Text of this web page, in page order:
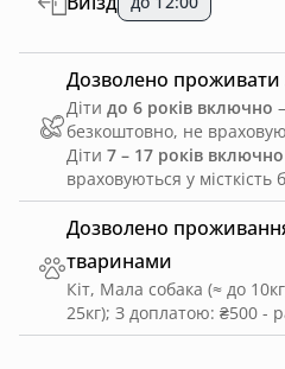
Дозволено
тваринами
Кіт, Мала собака (≈ до
25кг); З доплатою: ₴500 -
Дозволено проживати
Діти до 6 років включно
безкоштовно, не
Діти 7 – 17 років включно
враховуються у місткість